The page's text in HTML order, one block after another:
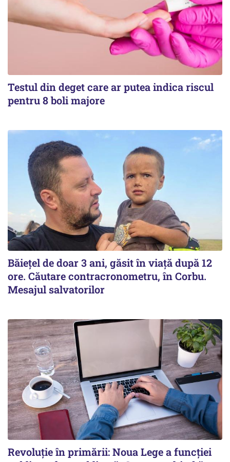
Testul din deget care ar putea indica riscul
pentru 8 boli majore
Băiețel de doar 3 ani, găsit în viață după 12
ore. Căutare contracronometru, în Corbu.
Mesajul salvatorilor
Revoluție în primării: Noua Lege a funcției